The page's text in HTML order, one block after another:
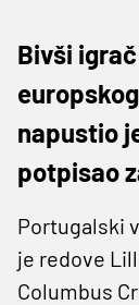
Bivši
napustio
potpisao
Portugalski
je redove
Columbus